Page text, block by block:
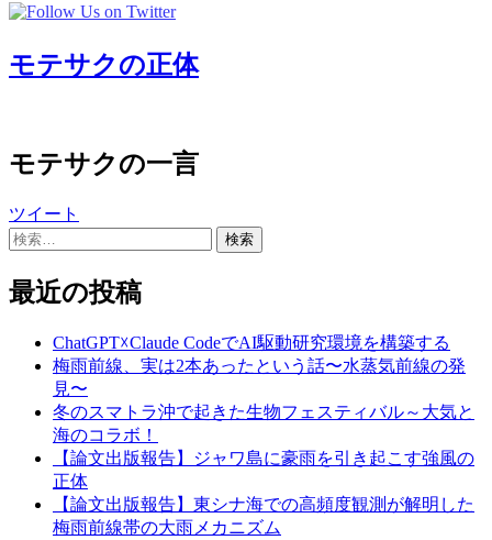
モテサクの正体
モテサクの一言
ツイート
検
最近の投稿
ChatGPT☓Claude CodeでAI駆動研究環境を構築する
梅雨前線、実は2本あったという話〜水蒸気前線の発
見〜
冬のスマトラ沖で起きた生物フェスティバル～大気と
海のコラボ！
【論文出版報告】ジャワ島に豪雨を引き起こす強風の
正体
【論文出版報告】東シナ海での高頻度観測が解明した
梅雨前線帯の大雨メカニズム